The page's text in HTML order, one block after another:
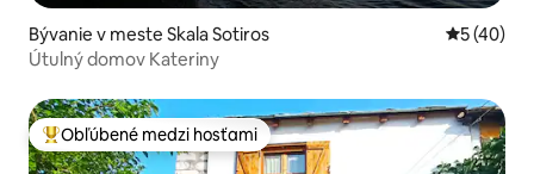
Bývanie v meste Skala Sotiros
5 (40)
Útulný domov Kateriny
Najobľúbenejšie medzi hosťami
Obľúbené medzi hosťami